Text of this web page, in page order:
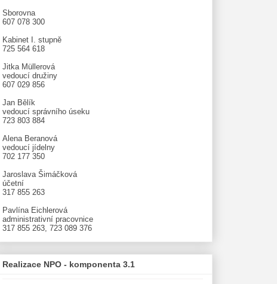
Sborovna
607 078 300
Kabinet I. stupně
725 564 618
Jitka Müllerová
vedoucí družiny
607 029 856
Jan Bělík
vedoucí správního úseku
723 803 884
Alena Beranová
vedoucí jídelny
702 177 350
Jaroslava Šimáčková
účetní
317 855 263
Pavlína Eichlerová
administrativní pracovnice
317 855 263, 723 089 376
Realizace NPO - komponenta 3.1